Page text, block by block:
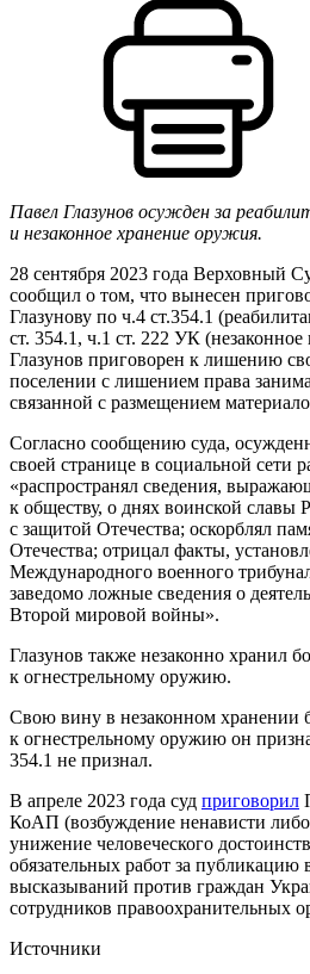
Павел Глазунов осужден за
и незаконное хранение оружия.
28 сентября 2023 года Верховный
сообщил о том, что вынесен
Глазунову по ч.4 ст.354.1
ст. 354.1, ч.1 ст. 222 УК
Глазунов приговорен к лишению
поселении с лишением права
связанной с размещением
Согласно сообщению суда,
своей странице в социальной сети
«распространял сведения,
к обществу, о днях воинской славы
с защитой Отечества; оскорблял
Отечества; отрицал факты,
Международного военного
заведомо ложные сведения о
Второй мировой войны».
Глазунов также незаконно хранил
к огнестрельному оружию.
Свою вину в незаконном хранении
к огнестрельному оружию он
354.1 не признал.
В апреле 2023 года суд приговорил
КоАП (возбуждение ненависти
унижение человеческого
обязательных работ за публикацию
высказываний против граждан
сотрудников правоохранительных
Источники